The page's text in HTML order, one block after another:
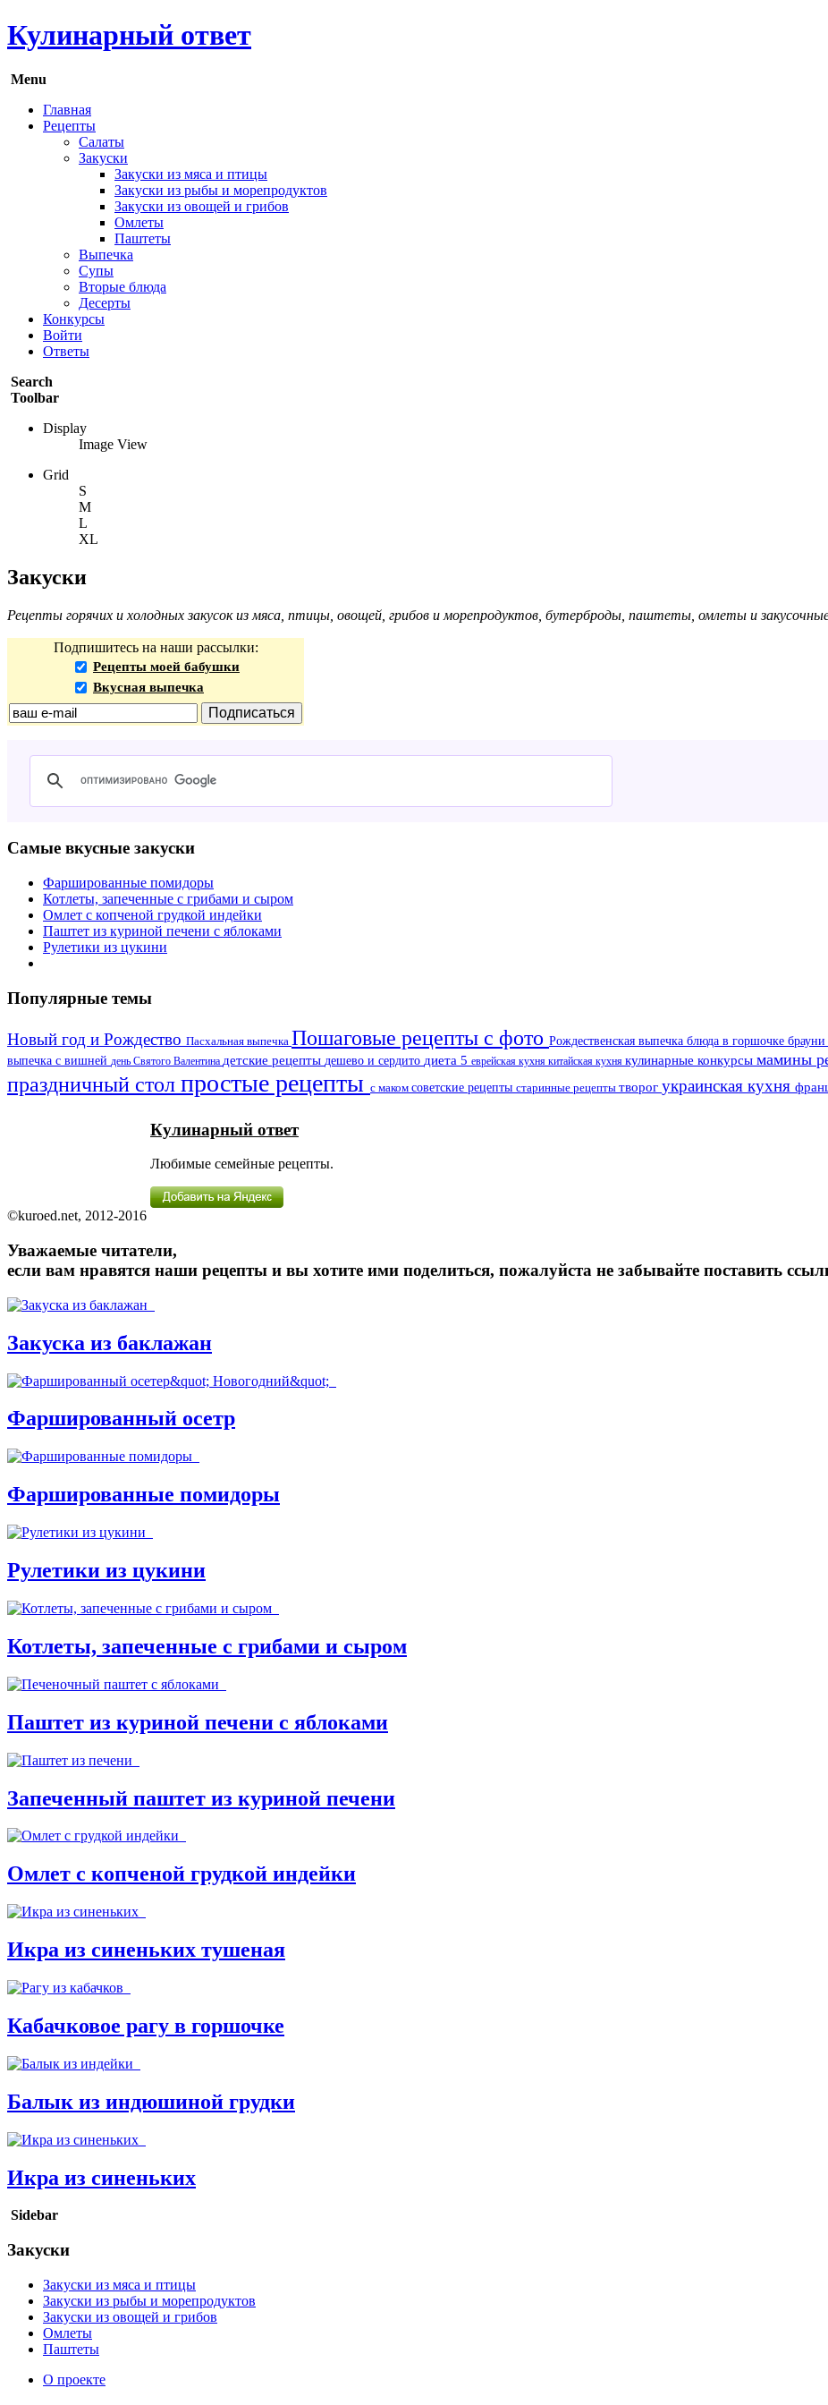
Кулинарный ответ
Menu
Главная
Рецепты
Салаты
Закуски
Закуски из мяса и птицы
Закуски из рыбы и морепродуктов
Закуски из овощей и грибов
Омлеты
Паштеты
Выпечка
Супы
Вторые блюда
Десерты
Конкурсы
Войти
Ответы
Search
Toolbar
Display
Image View
Grid
S
M
L
XL
Закуски
Рецепты горячих и холодных закусок из мяса, птицы, овощей, грибов и морепродуктов, бутерброды, паштеты, омлеты и
Подпишитесь на наши рассылки:
Рецепты моей бабушки
Вкусная выпечка
Самые вкусные закуски
Фаршированные помидоры
Котлеты, запеченные с грибами и сыром
Омлет с копченой грудкой индейки
Паштет из куриной печени с яблоками
Рулетики из цукини
Популярные темы
Новый год и Рождество Пасхальная выпечка Пошаговые рецепты с фото Рождественская выпечка блюда в горшочке брауни
выпечка с вишней день Святого Валентина детские рецепты дешево и сердито диета 5 еврейская кухня китайская кухня кулинарные конкурсы мамины
праздничный стол простые рецепты с маком советские рецепты старинные рецепты творог украинская кухня
Кулинарный ответ
Любимые семейные рецепты.
©kuroed.net, 2012-2016
Уважаемые читатели,
если вам нравятся наши рецепты и вы хотите ими поделиться, пожалуйста не забывайте поставить
Закуска из баклажан
Фаршированный осетр
Фаршированные помидоры
Рулетики из цукини
Котлеты, запеченные с грибами и сыром
Паштет из куриной печени с яблоками
Запеченный паштет из куриной печени
Омлет с копченой грудкой индейки
Икра из синеньких тушеная
Кабачковое рагу в горшочке
Балык из индюшиной грудки
Икра из синеньких
Sidebar
Закуски
Закуски из мяса и птицы
Закуски из рыбы и морепродуктов
Закуски из овощей и грибов
Омлеты
Паштеты
О проекте